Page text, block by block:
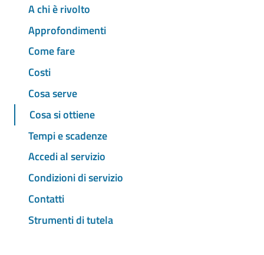
A chi è rivolto
Approfondimenti
Come fare
Costi
Cosa serve
Cosa si ottiene
Tempi e scadenze
Accedi al servizio
Condizioni di servizio
Contatti
Strumenti di tutela